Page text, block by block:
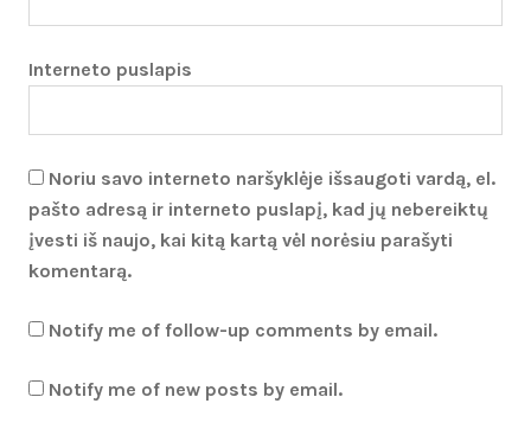
Interneto puslapis
Noriu savo interneto naršyklėje išsaugoti vardą, el.
pašto adresą ir interneto puslapį, kad jų nebereiktų
įvesti iš naujo, kai kitą kartą vėl norėsiu parašyti
komentarą.
Notify me of follow-up comments by email.
Notify me of new posts by email.